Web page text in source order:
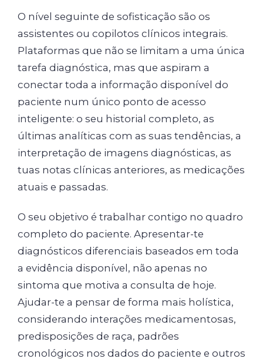
O nível seguinte de sofisticação são os
assistentes ou copilotos clínicos integrais.
Plataformas que não se limitam a uma única
tarefa diagnóstica, mas que aspiram a
conectar toda a informação disponível do
paciente num único ponto de acesso
inteligente: o seu historial completo, as
últimas analíticas com as suas tendências, a
interpretação de imagens diagnósticas, as
tuas notas clínicas anteriores, as medicações
atuais e passadas.
O seu objetivo é trabalhar contigo no quadro
completo do paciente. Apresentar-te
diagnósticos diferenciais baseados em toda
a evidência disponível, não apenas no
sintoma que motiva a consulta de hoje.
Ajudar-te a pensar de forma mais holística,
considerando interações medicamentosas,
predisposições de raça, padrões
cronológicos nos dados do paciente e outros